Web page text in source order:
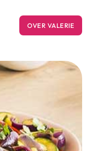
OVER VALERIE